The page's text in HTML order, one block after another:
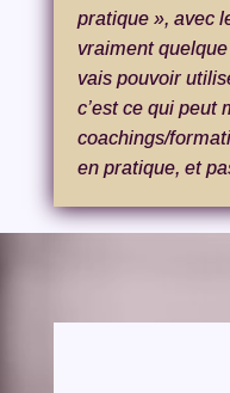
pratique », avec
vraiment
vais pouvoir
c’est ce qui peut
coachings/
en pratique, et